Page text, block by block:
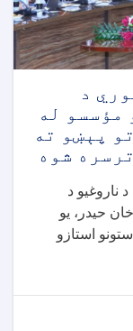
د
مؤسسو له
پېښو ته
شوه
ناروغيو د
حيدر، يو
استازو